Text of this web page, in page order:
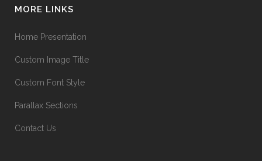
MORE LINKS
Home Presentation
Custom Image Title
Custom Font Style
Parallax Sections
Contact Us